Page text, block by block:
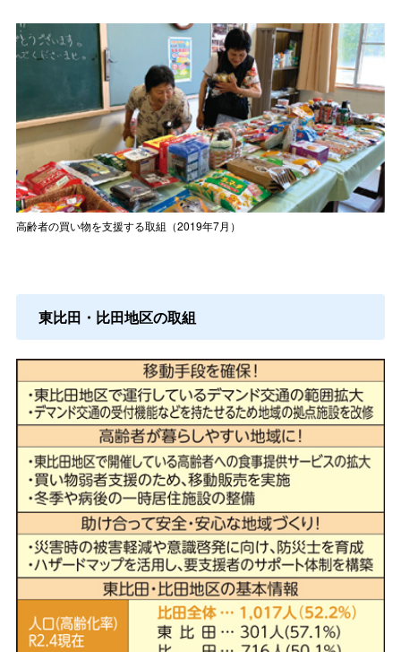
高齢者の買い物を支援する取組（2019年7月）
東比田・比田地区の取組